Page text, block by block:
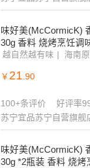
味好美(McCormicK)
30g 香料 烧烤烹饪调
越自然越有味 海南
￥ 21 .90
100+条评价
好评率
苏宁宜品苏宁自营旗舰
味好美(McCormicK)
30g *2瓶装 香料 烧烤